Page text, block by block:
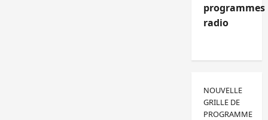
programmes
radio
NOUVELLE
GRILLE DE
PROGRAMME